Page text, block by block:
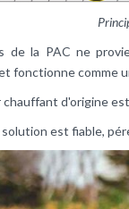
de la PAC ne
fonctionne comme
chauffant d'origine
solution est fiable,